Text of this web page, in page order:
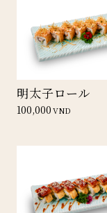
明太子ロール
100,000VND